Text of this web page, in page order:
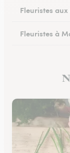
Fleuristes
Fleuristes à
Fleuristes à